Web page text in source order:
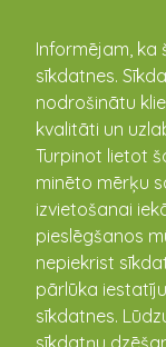
Informējam,
sīkdatnes.
nodrošinātu
kvalitāti un
Turpinot lietot
minēto mērķu
izvietošanai
pieslēgšanos
nepiekrist
pārlūka
sīkdatnes.
sīkdatņu
kandava.lv